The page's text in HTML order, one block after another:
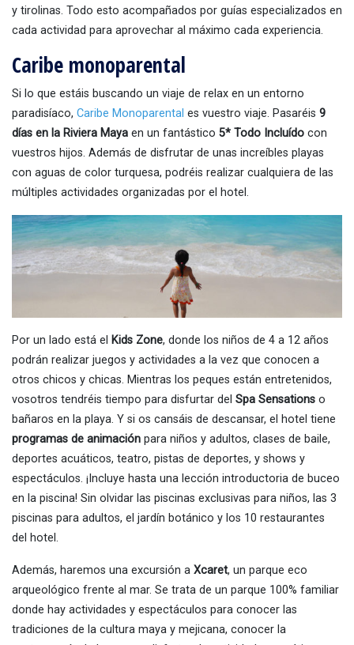
y tirolinas. Todo esto acompañados por guías especializados en
cada actividad para aprovechar al máximo cada experiencia.
Caribe monoparental
Si lo que estáis buscando un viaje de relax en un entorno
paradisíaco, Caribe Monoparental es vuestro viaje. Pasaréis 9
días en la Riviera Maya en un fantástico 5* Todo Incluído con
vuestros hijos. Además de disfrutar de unas increíbles playas
con aguas de color turquesa, podréis realizar cualquiera de las
múltiples actividades organizadas por el hotel.
Por un lado está el Kids Zone, donde los niños de 4 a 12 años
podrán realizar juegos y actividades a la vez que conocen a
otros chicos y chicas. Mientras los peques están entretenidos,
vosotros tendréis tiempo para disfurtar del Spa Sensations o
bañaros en la playa. Y si os cansáis de descansar, el hotel tiene
programas de animación para niños y adultos, clases de baile,
deportes acuáticos, teatro, pistas de deportes, y shows y
espectáculos. ¡Incluye hasta una lección introductoria de buceo
en la piscina! Sin olvidar las piscinas exclusivas para niños, las 3
piscinas para adultos, el jardín botánico y los 10 restaurantes
del hotel.
Además, haremos una excursión a Xcaret, un parque eco
arqueológico frente al mar. Se trata de un parque 100% familiar
donde hay actividades y espectáculos para conocer las
tradiciones de la cultura maya y mejicana, conocer la